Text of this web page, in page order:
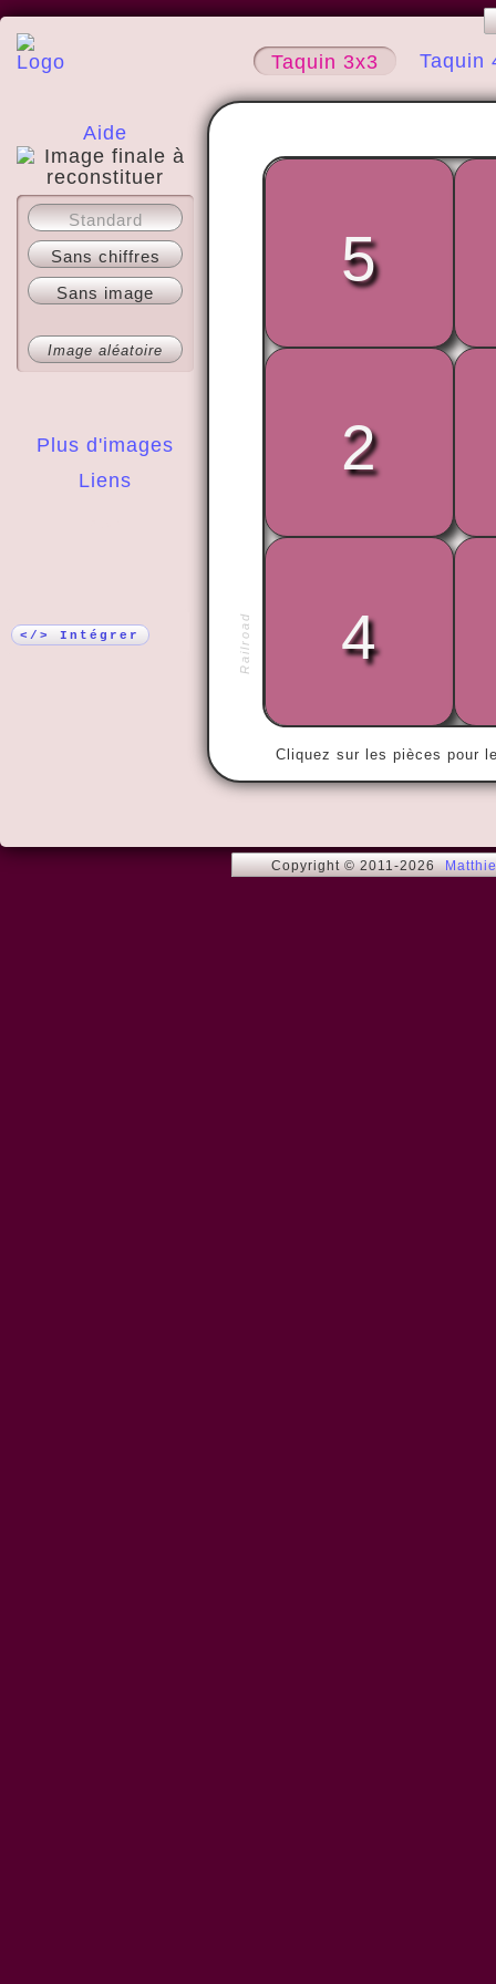
Taquin 3x3 Taquin
Aide
A propos
Plus d'images
Liens
Standard
Sans chiffres
Sans image
Image aléatoire
</> Intégrer Railroad
Cliquez sur les pièces pour
5
2
4
Copyright © 2011-2026